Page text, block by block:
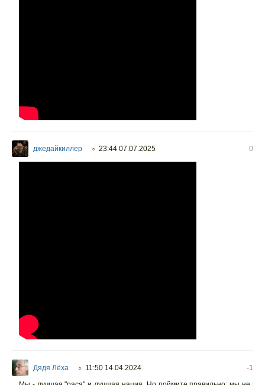
джедайкиллер ○ 23:44 07.07.2025 0
Дядя Лёха ○ 11:50 14.04.2024
-1